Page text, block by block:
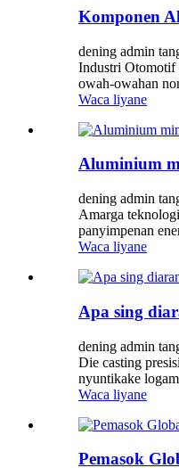
Komponen
dening admin
Industri Otomotif
owah-owahan
Waca liyane
Aluminium
dening admin
Amarga
panyimpenan
Waca liyane
Apa sing
dening admin
Die casting
nyuntikake
Waca liyane
Pemasok